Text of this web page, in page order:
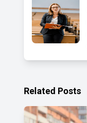
Related Posts